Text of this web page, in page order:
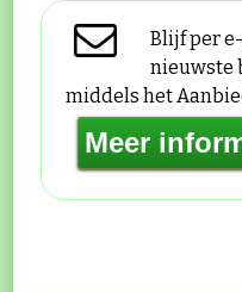
Blijf per
nieuwste
middels het